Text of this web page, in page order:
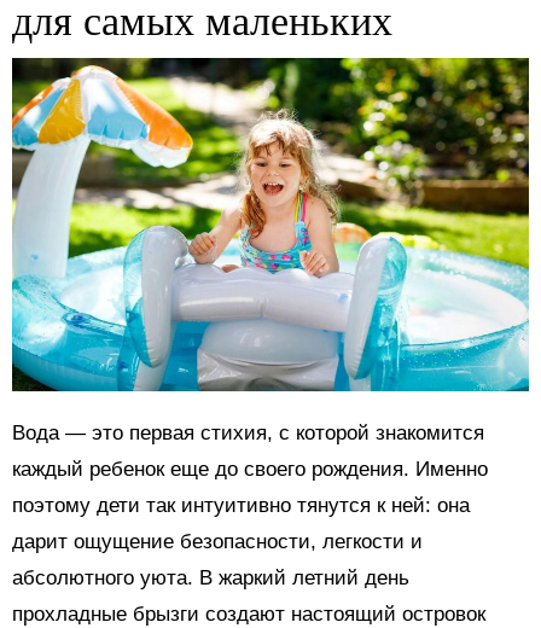
для самых маленьких
Вода — это первая стихия, с которой знакомится
каждый ребенок еще до своего рождения. Именно
поэтому дети так интуитивно тянутся к ней: она
дарит ощущение безопасности, легкости и
абсолютного уюта. В жаркий летний день
прохладные брызги создают настоящий островок